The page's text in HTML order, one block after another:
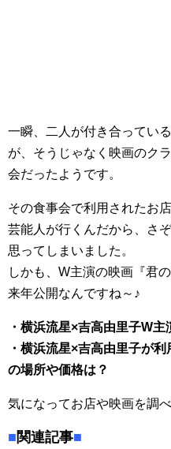
一瞬、二人が付き合ってい
が、そうじゃなく映画のク
会だったようです。
その食事会で利用されたお
芸能人が行くんだから、さ
思ってしまいました。
しかも、W主演の映画『君
来年公開なんですね～♪
・横浜流星×吉高由里子W主
・横浜流星×吉高由里子が
の場所や価格は？
気になってお店や映画を調
■関連記事■